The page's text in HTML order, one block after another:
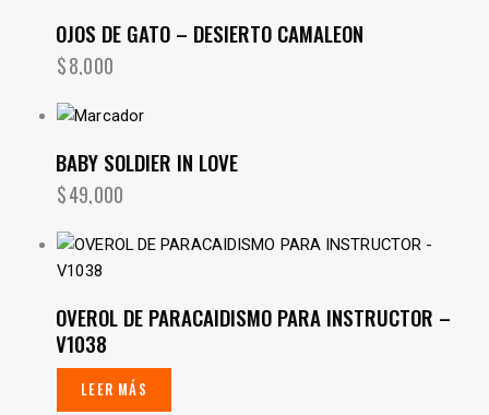
OJOS DE GATO – DESIERTO CAMALEON
$8,000
BABY SOLDIER IN LOVE
$49,000
OVEROL DE PARACAIDISMO PARA INSTRUCTOR –
V1038
LEER MÁS